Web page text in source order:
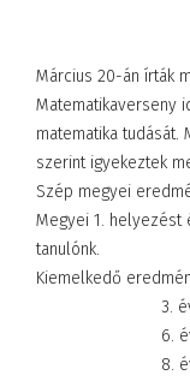
Március 20-án írták
Matematikaverseny
matematika tudását.
szerint igyekeztek
Szép megyei
Megyei 1. helyezést
tanulónk.
Kiemelkedő
3. évfolyam 7.
6. évfolyam
8. évfolyam